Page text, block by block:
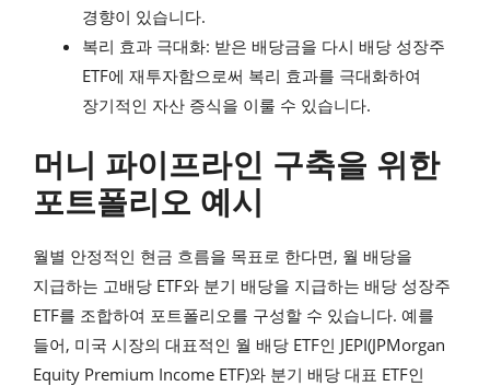
경향이 있습니다.
복리 효과 극대화: 받은 배당금을 다시 배당 성장주
ETF에 재투자함으로써 복리 효과를 극대화하여
장기적인 자산 증식을 이룰 수 있습니다.
머니 파이프라인 구축을 위한
포트폴리오 예시
월별 안정적인 현금 흐름을 목표로 한다면, 월 배당을
지급하는 고배당 ETF와 분기 배당을 지급하는 배당 성장주
ETF를 조합하여 포트폴리오를 구성할 수 있습니다. 예를
들어, 미국 시장의 대표적인 월 배당 ETF인 JEPI(JPMorgan
Equity Premium Income ETF)와 분기 배당 대표 ETF인